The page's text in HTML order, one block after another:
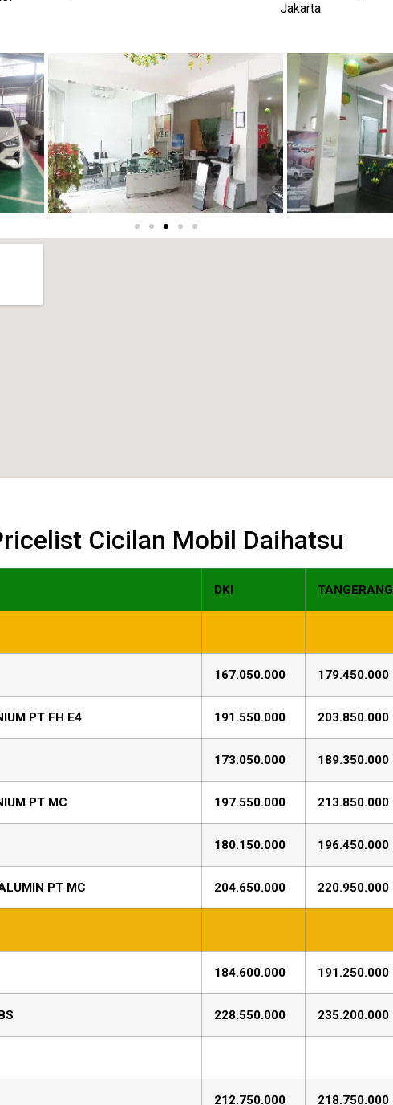
Jakarta.
Cicilan Mobil Daihatsu
DKI TANGERANG
167.050.000 179.450.000
PT FH E4 191.550.000 203.850.000
173.050.000 189.350.000
PT MC 197.550.000 213.850.000
180.150.000 196.450.000
PT MC 204.650.000 220.950.000
184.600.000 191.250.000
228.550.000 235.200.000
212.750.000 218.750.000